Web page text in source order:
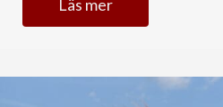
Läs mer